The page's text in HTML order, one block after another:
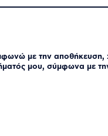
με την αποθήκευση,
μου, σύμφωνα με